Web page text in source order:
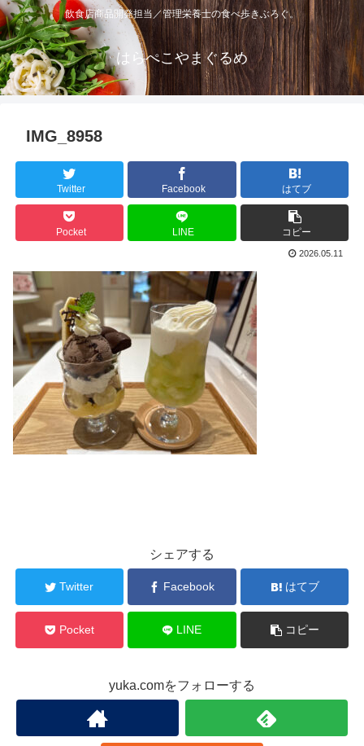
飲食店商品開発担当／管理栄養士の食べ歩きぶろぐ。
はらぺこやまぐるめ
IMG_8958
Twitter Facebook はてブ
Pocket LINE コピー
2026.05.11
シェアする
Twitter Facebook はてブ
Pocket LINE コピー
yuka.comをフォローする